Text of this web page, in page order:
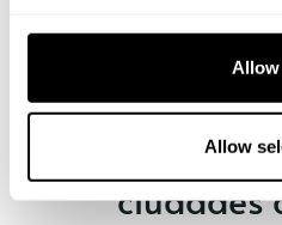
Allow
Allow
Servicios
ciudades